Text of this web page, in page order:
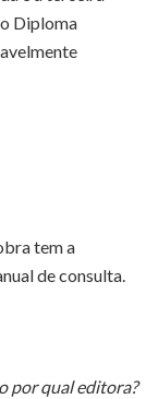
Diploma
tem a
de consulta.
por qual editora?